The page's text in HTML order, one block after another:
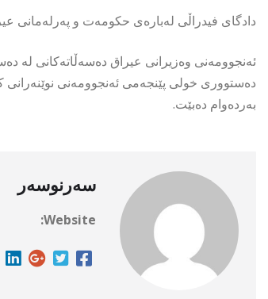
دادگای فیدراڵی لەبارەی حكومەت و پەرلەمانی
ئەنجوومەنی وەزیرانی عیراق دەسەڵاتەكانی لە
دەستووری خولی پێنجەمی ئەنجوومەنی
بەردەوام دەبێت.
سەرنوسەر
Website: